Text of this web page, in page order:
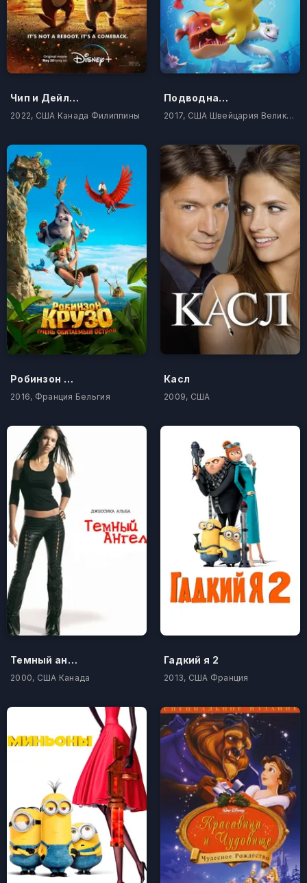
Чип и Дейл спешат на помощь
2022, США Канада Филиппины
Подводная эра
2017, США Швейцария Великобритания Испания Китай Бельгия
Робинзон Крузо: Очень обитаемый остров
2016, Франция Бельгия
Касл
2009, США
Темный ангел
2000, США Канада
Гадкий я 2
2013, США Франция